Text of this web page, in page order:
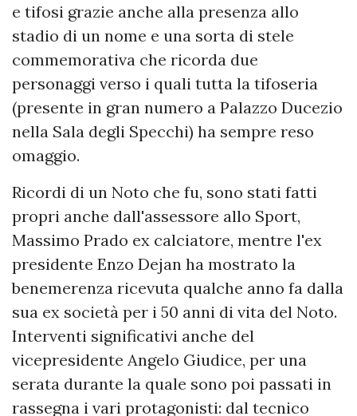
e tifosi grazie anche alla presenza allo
stadio di un nome e una sorta di stele
commemorativa che ricorda due
personaggi verso i quali tutta la tifoseria
(presente in gran numero a Palazzo Ducezio
nella Sala degli Specchi) ha sempre reso
omaggio.
Ricordi di un Noto che fu, sono stati fatti
propri anche dall'assessore allo Sport,
Massimo Prado ex calciatore, mentre l'ex
presidente Enzo Dejan ha mostrato la
benemerenza ricevuta qualche anno fa dalla
sua ex società per i 50 anni di vita del Noto.
Interventi significativi anche del
vicepresidente Angelo Giudice, per una
serata durante la quale sono poi passati in
rassegna i vari protagonisti: dal tecnico